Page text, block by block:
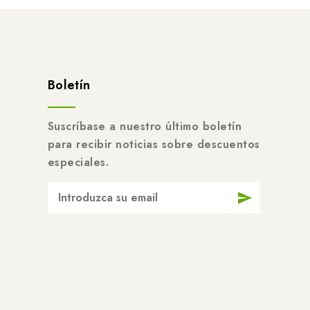
Boletín
Suscríbase a nuestro último boletín
para recibir noticias sobre descuentos
especiales.